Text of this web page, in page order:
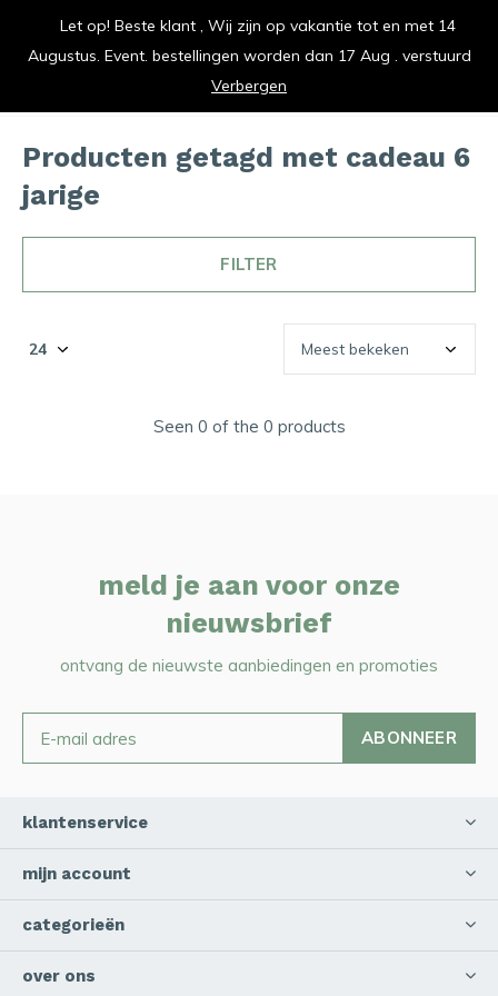
vrolijk je keuken op
Producten getagd met cadeau 6
jarige
FILTER
Seen 0 of the 0 products
meld je aan voor onze
nieuwsbrief
ontvang de nieuwste aanbiedingen en promoties
ABONNEER
klantenservice
mijn account
categorieën
over ons
Let op! Beste klant , Wij zijn op vakantie tot en met 14
Augustus. Event. bestellingen worden dan 17 Aug . verstuurd
Verbergen